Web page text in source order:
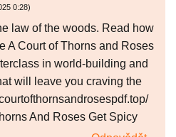
0:28)
law of the woods. Read how
A Court of Thorns and Roses
in world-building and
will leave you craving the
And Roses Get Spicy